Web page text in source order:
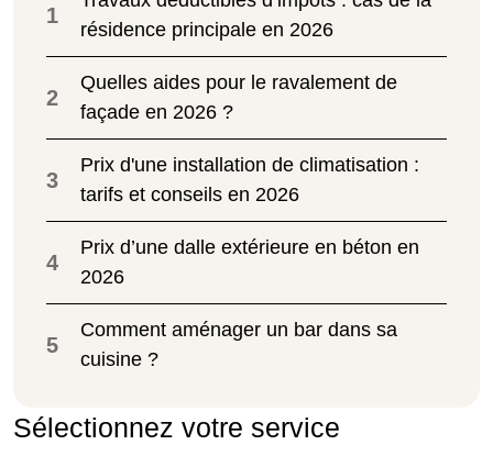
1
résidence principale en 2026
2
Quelles aides pour le ravalement de
façade en 2026 ?
3
Prix d'une installation de climatisation :
tarifs et conseils en 2026
4
Prix d’une dalle extérieure en béton en
2026
5
Comment aménager un bar dans sa
cuisine ?
Sélectionnez votre service